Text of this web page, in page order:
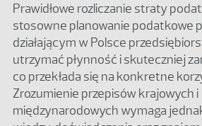
Prawidłowe rozliczanie straty
stosowne planowanie podatkowe
działającym w Polsce
utrzymać płynność i skuteczniej
co przekłada się na konkretne
Zrozumienie przepisów krajowych i
międzynarodowych wymaga